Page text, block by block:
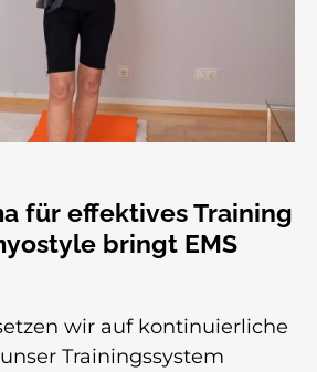
für effektives Training
bringt EMS
wir auf kontinuierliche
Trainingssystem